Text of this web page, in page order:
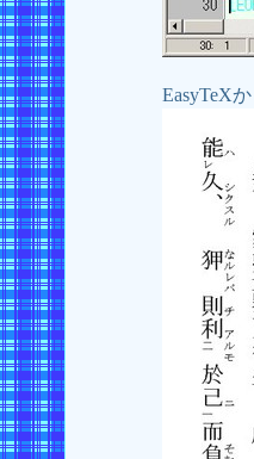
EasyTeXから